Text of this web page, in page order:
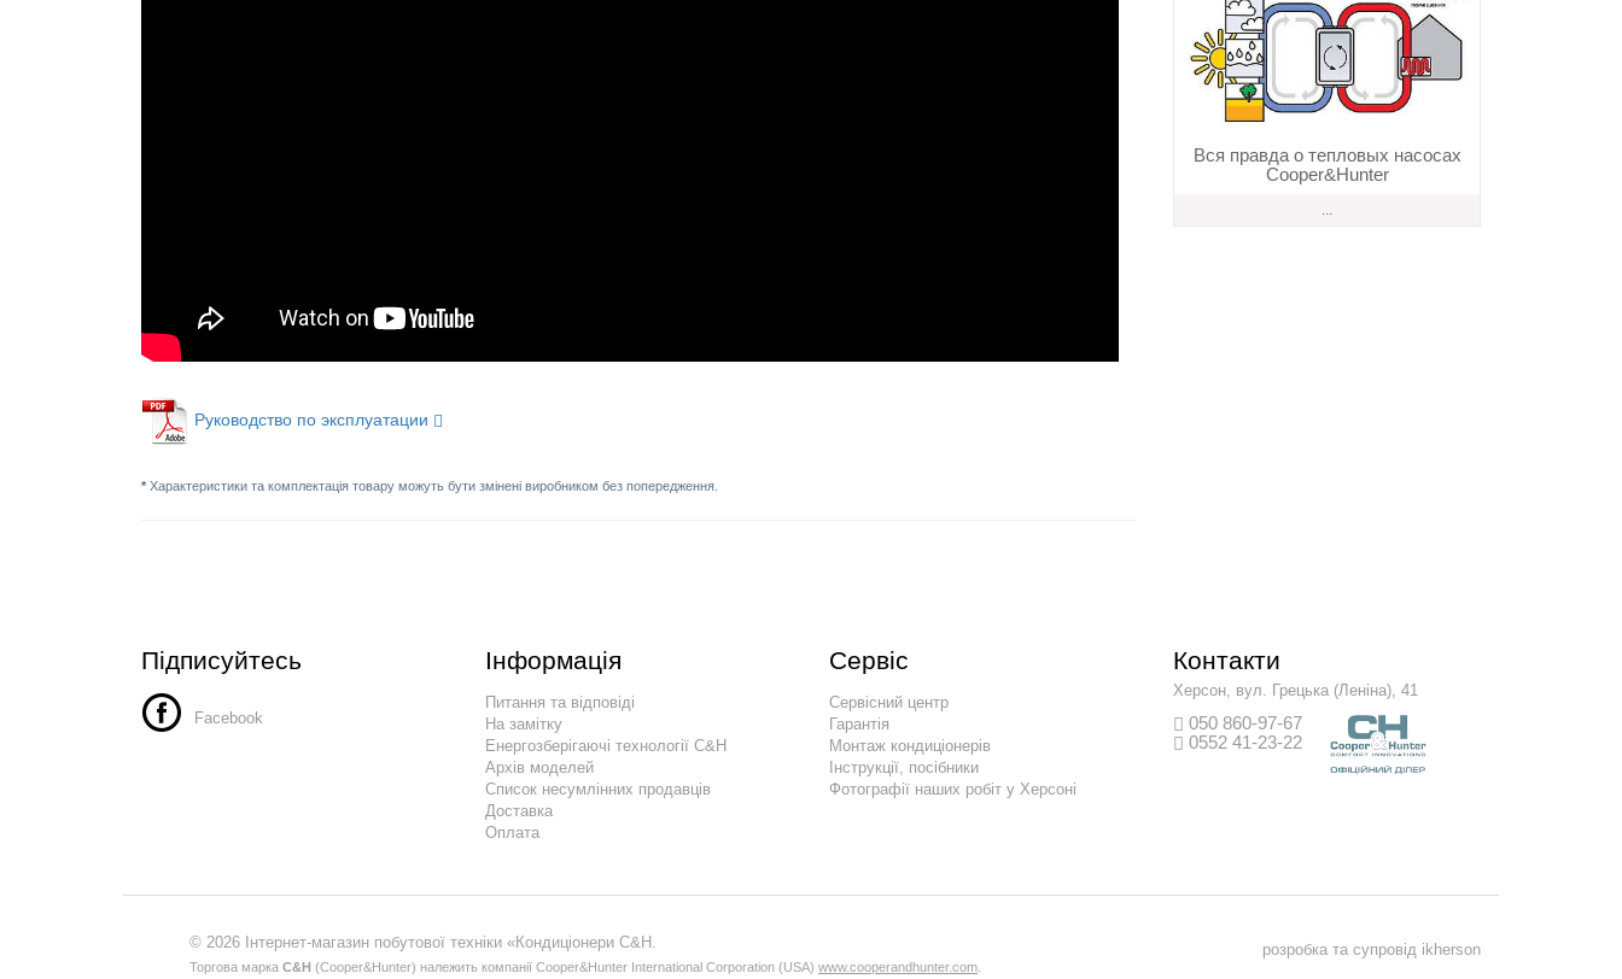
Руководство по эксплуатации
* Характеристики та комплектація товару можуть бути змінені виробником без попередження.
Вся правда о тепловых насосах
Cooper&Hunter
Підписуйтесь
Facebook
Інформація
Питання та відповіді
На замітку
Енергозберігаючі технології C&H
Архів моделей
Список несумлінних продавців
Доставка
Оплата
Сервіс
Сервісний центр
Гарантія
Монтаж кондиціонерів
Інструкції, посібники
Фотографії наших робіт у Херсоні
Контакти
Херсон, вул. Грецька (Леніна), 41
050 860-97-67
0552 41-23-22
© 2026 Інтернет-магазин побутової техніки «Кондиціонери C&H.
Торгова марка С&H (Сooper&Hunter) належить компанії Сooper&Hunter International Corporation (USA) www.cooperandhunter.com
розробка та супровід ikherson